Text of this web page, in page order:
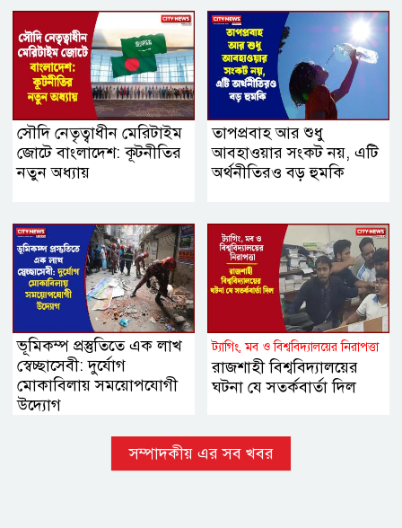
সৌদি নেতৃত্বাধীন মেরিটাইম
জোটে বাংলাদেশ: কূটনীতির
নতুন অধ্যায়
তাপপ্রবাহ আর শুধু
আবহাওয়ার সংকট নয়, এটি
অর্থনীতিরও বড় হুমকি
ভূমিকম্প প্রস্তুতিতে এক লাখ
স্বেচ্ছাসেবী: দুর্যোগ
মোকাবিলায় সময়োপযোগী
উদ্যোগ
ট্যাগিং, মব ও বিশ্ববিদ্যালয়ের নিরাপত্তা
রাজশাহী বিশ্ববিদ্যালয়ের
ঘটনা যে সতর্কবার্তা দিল
সম্পাদকীয় এর সব খবর